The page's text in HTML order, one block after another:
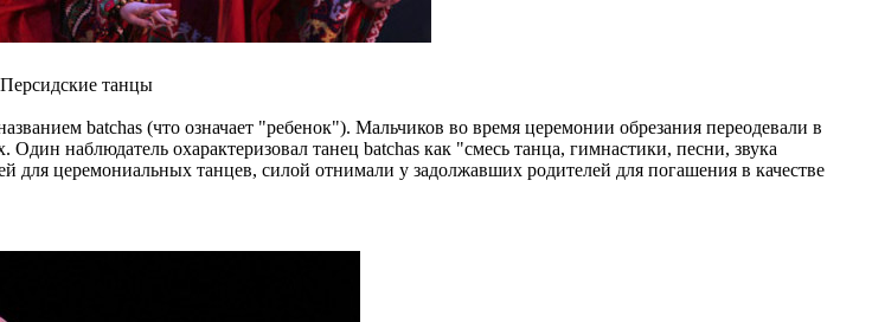
Персидские танцы
batchas (что означает "ребенок"). Мальчиков во время церемонии обрезания переодевали в
наблюдатель охарактеризовал танец batchas как "смесь танца, гимнастики, песни, звука
для церемониальных танцев, силой отнимали у задолжавших родителей для погашения в качестве